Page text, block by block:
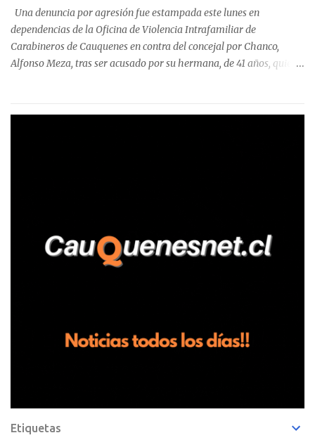
precisa que la mayor cantidad de dinero apostado se registró en
Talca, donde...
Una denuncia por agresión fue estampada este lunes en
dependencias de la Oficina de Violencia Intrafamiliar de
Carabineros de Cauquenes en contra del concejal por Chanco,
Alfonso Meza, tras ser acusado por su hermana, de 41 años, quien
relató que los hechos ocurrieron cerca de las 11:30 horas en el
trabajadores, el edil descendió del vehículo y, en medio de la
confrontación, la habría tomado de los hombros, empujado al
suelo y agredido con golpes de pies y manos, mientr...
Etiquetas